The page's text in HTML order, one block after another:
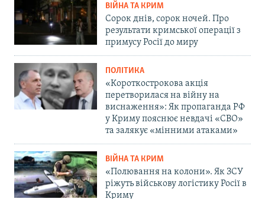
ВІЙНА ТА КРИМ
Сорок днів, сорок ночей. Про
результати кримської операції з
примусу Росії до миру
ПОЛІТИКА
«Короткострокова акція
перетворилася на війну на
виснаження»: Як пропаганда РФ
у Криму пояснює невдачі «СВО»
та залякує «мінними атаками»
ВІЙНА ТА КРИМ
«Полювання на колони». Як ЗСУ
ріжуть військову логістику Росії в
Криму